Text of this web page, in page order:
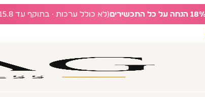
(לא כולל ערכות · בתוקף עד 15.8)